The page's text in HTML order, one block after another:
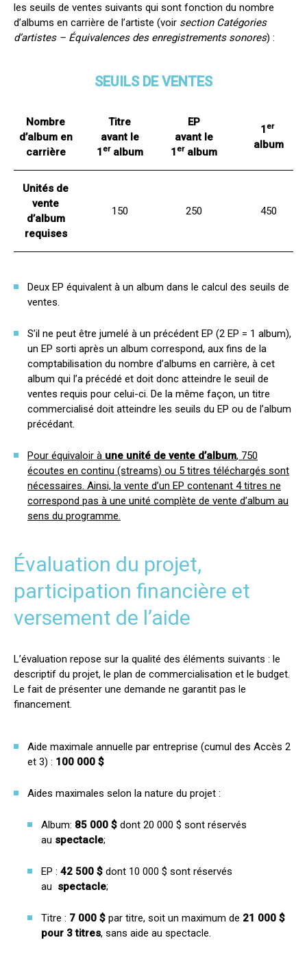
les seuils de ventes suivants qui sont fonction du nombre
d’albums en carrière de l’artiste (voir section Catégories
d’artistes – Équivalences des enregistrements sonores) :
SEUILS DE VENTES
Nombre
d’album en
carrière
Titre
avant le
1eralbum
EP
avant le
1eralbum
1er
album
Unités de
vente
d’album
requises
150 250 450
Deux EP équivalent à un album dans le calcul des seuils de
ventes.
S’il ne peut être jumelé à un précédent EP (2 EP = 1 album),
un EP sorti après un album correspond, aux fins de la
comptabilisation du nombre d’albums en carrière, à cet
album qui l’a précédé et doit donc atteindre le seuil de
ventes requis pour celui-ci. De la même façon, un titre
commercialisé doit atteindre les seuils du EP ou de l’album
précédant.
Pour équivaloir à une unité de vente d’album, 750
écoutes en continu (streams) ou 5 titres téléchargés sont
nécessaires. Ainsi, la vente d’un EP contenant 4 titres ne
correspond pas à une unité complète de vente d’album au
sens du programme.​
Évaluation du projet,
participation financière et
versement de l’aide
L’évaluation repose sur la qualité des éléments suivants : le
descriptif du projet, le plan de commercialisation et le budget.
Le fait de présenter une demande ne garantit pas le
financement.
Aide maximale annuelle par entreprise (cumul des Accès 2
et 3) : 100 000 $
Aides maximales selon la nature du projet :
Album: 85 000 $ dont 20 000 $ sont réservés
au spectacle;
EP : 42 500 $ dont 10 000 $ sont réservés
au spectacle;
Titre : 7 000 $ par titre, soit un maximum de 21 000 $
pour 3 titres, sans aide au spectacle.